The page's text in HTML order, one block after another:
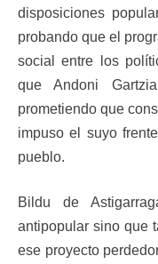
disposiciones
probando que el
social entre los
que Andoni
prometiendo que
impuso el suyo
pueblo.
Bildu de
antipopular sino que
ese proyecto